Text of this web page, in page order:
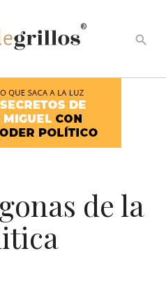
®
search
de la